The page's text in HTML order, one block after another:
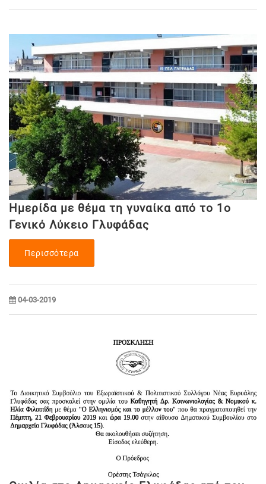
Ημερίδα με θέμα τη γυναίκα από το 1ο
Γενικό Λύκειο Γλυφάδας
Περισσότερα
04-03-2019